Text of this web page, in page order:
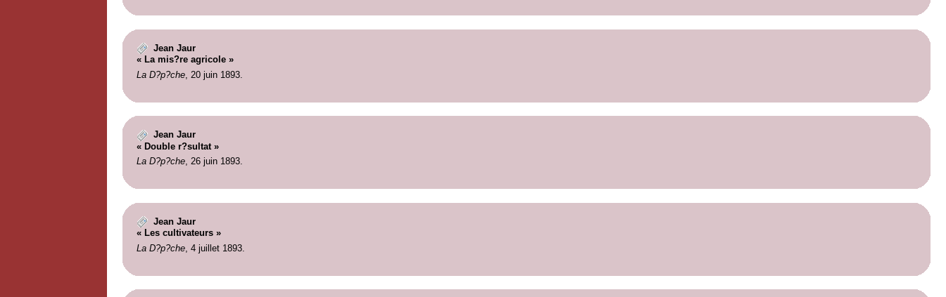
Jean Jaur
« La mis?re agricole »
La D?p?che, 20 juin 1893.
Jean Jaur
« Double r?sultat »
La D?p?che, 26 juin 1893.
Jean Jaur
« Les cultivateurs »
La D?p?che, 4 juillet 1893.